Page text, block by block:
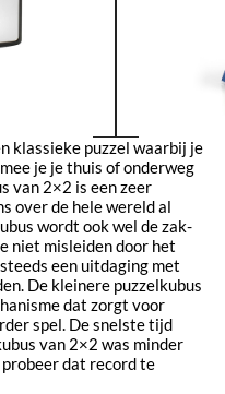
klassieke puzzel waarbij je
je je thuis of onderweg
van 2×2 is een zeer
over de hele wereld al
wordt ook wel de zak-
niet misleiden door het
een uitdaging met
De kleinere puzzelkubus
dat zorgt voor
spel. De snelste tijd
van 2×2 was minder
probeer dat record te